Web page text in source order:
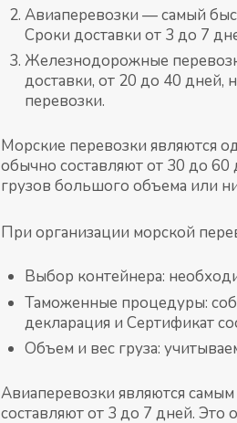
Авиаперевозки — самый
Сроки доставки от 3 до 7
Железнодорожные
доставки, от 20 до 40 дней,
перевозки.
Морские перевозки являются
обычно составляют от 30 до
грузов большого объема или
При организации морской
Выбор контейнера:
Таможенные процедуры:
декларация и Сертификат
Объем и вес груза:
Авиаперевозки являются
составляют от 3 до 7 дней.